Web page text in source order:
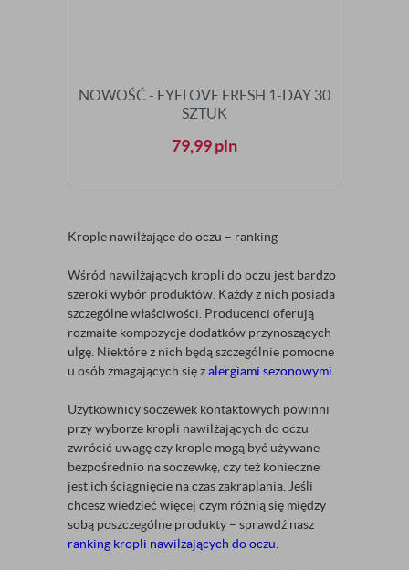
NOWOŚĆ - EYELOVE FRESH 1-DAY 30
SZTUK
79,99pln
Krople nawilżające do oczu – ranking
Wśród nawilżających kropli do oczu jest bardzo
szeroki wybór produktów. Każdy z nich posiada
szczególne właściwości. Producenci oferują
rozmaite kompozycje dodatków przynoszących
ulgę. Niektóre z nich będą szczególnie pomocne
u osób zmagających się zalergiami sezonowymi
Użytkownicy soczewek kontaktowych powinni
przy wyborze kropli nawilżających do oczu
zwrócić uwagę czy krople mogą być używane
bezpośrednio na soczewkę, czy też konieczne
jest ich ściągnięcie na czas zakraplania. Jeśli
chcesz wiedzieć więcej czym różnią się między
sobą poszczególne produkty – sprawdź nasz
ranking kropli nawilżających do oczu